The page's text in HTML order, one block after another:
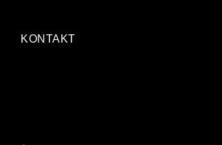
KONTAKT